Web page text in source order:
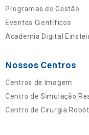
Programas de Gestão
Eventos Científicos
Academia Digital
Nossos Centros
Centros de Imagem
Centro de Simulação
Centro de Cirurgia